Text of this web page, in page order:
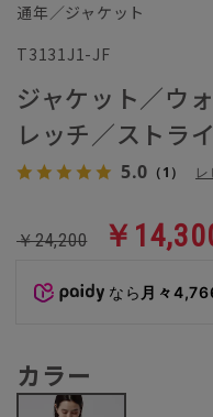
通年／ジャケット
T3131J1-JF
ジャケット／ウ
レッチ／ストラ
5.0 （1）
￥24,200 ￥
なら 月々
カラー